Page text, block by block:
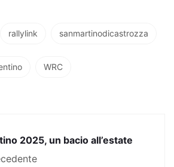
rallylink sanmartinodicastrozza
WRC
2025, un bacio all’estate